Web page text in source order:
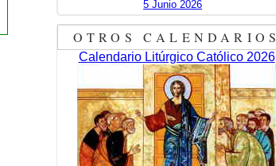
5 Junio 2026
OTROS CALENDARIOS
Calendario Litúrgico Católico 2026